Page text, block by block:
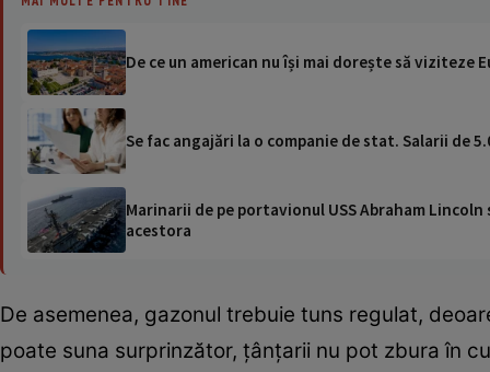
De ce un american nu își mai dorește să viziteze
Se fac angajări la o companie de stat. Salarii de
Marinarii de pe portavionul USS Abraham
acestora
De asemenea, gazonul trebuie tuns regulat,
poate suna surprinzător, țânțarii nu pot zbura în